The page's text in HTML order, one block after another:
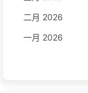
二月 2026
一月 2026